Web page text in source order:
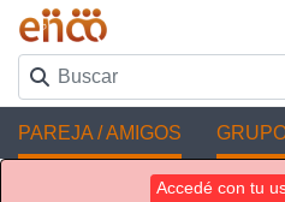
PAREJA / AMIGOS
Accedé con tu